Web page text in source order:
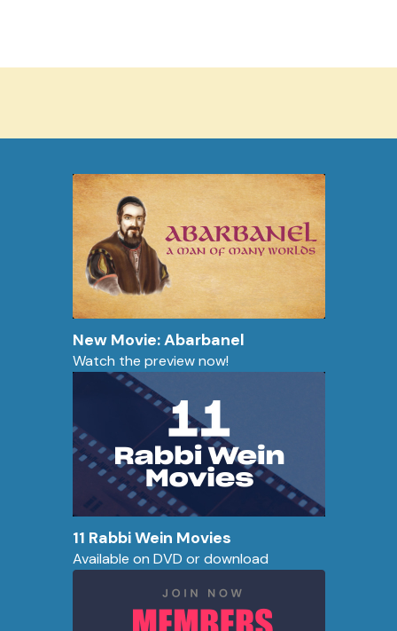
New Movie: Abarbanel
Watch the preview now!
11 Rabbi Wein Movies
Available on DVD or download